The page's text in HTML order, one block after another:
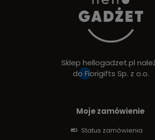
Sklep hellogadzet.pl
do Fiorigifts Sp. z o.o.
Moje zamówienie
Status zamówienia